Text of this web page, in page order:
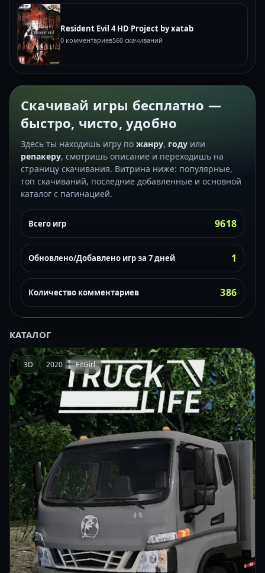
Resident Evil 4 HD Project by xatab
0 комментариев560 скачиваний
Скачивай игры бесплатно —
быстро, чисто, удобно
Здесь ты находишь игру по жанру, году или
репакеру, смотришь описание и переходишь на
страницу скачивания. Витрина ниже: популярные,
топ скачиваний, последние добавленные и основной
каталог с пагинацией.
Всего игр 9618
Обновлено/Добавлено игр за 7 дней 1
Количество комментариев 386
КАТАЛОГ
3D 2020 FitGirl